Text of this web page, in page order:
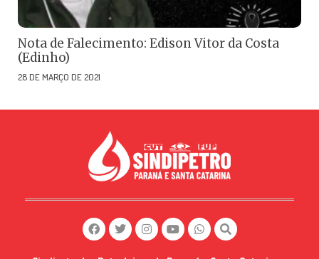
Nota de Falecimento: Edison Vitor da Costa
(Edinho)
28 DE MARÇO DE 2021